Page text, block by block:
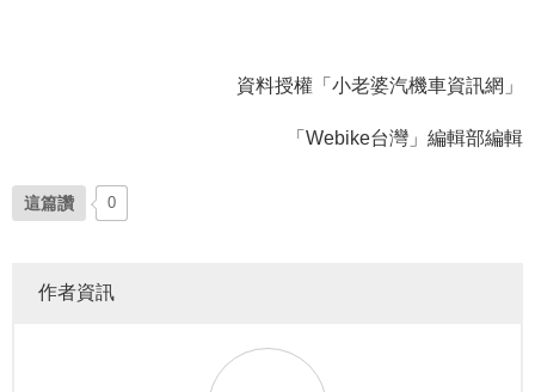
資料授權「小老婆汽機車資訊網」
「Webike台灣」編輯部編輯
這篇讚 0
作者資訊